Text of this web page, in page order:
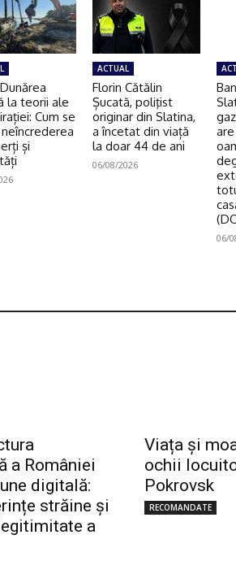
la teorii ale
Cum se
și
ACTUAL
Florin Cătălin
Șucată, poliţist
originar din Slatina,
a încetat din viață
la doar 44 de ani
06/08/2026
06/
a României
digitală:
străine și
a
Viața și
ochii
Pokrovsk
RECOMANDATE